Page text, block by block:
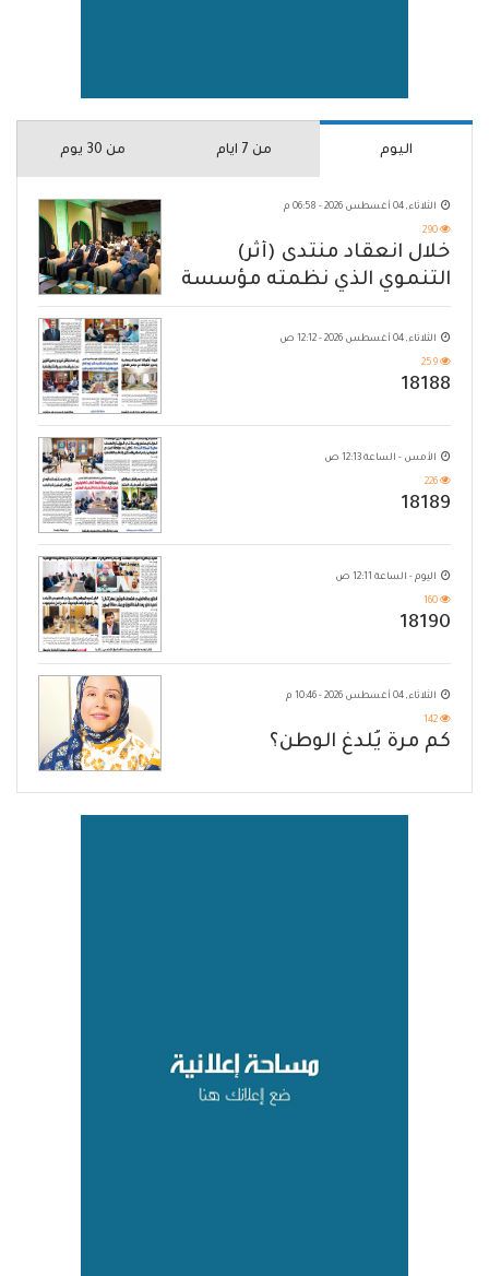
اليوم من 7 ايام من 30 يوم
الثلاثاء, 04 أغسطس 2026 - 06:58 م
290
خلال انعقاد منتدى (أثر)
التنموي الذي نظمته مؤسسة
حضرموت
الثلاثاء, 04 أغسطس 2026 - 12:12 ص
259
18188
الأمس - الساعة 12:13 ص
226
18189
اليوم - الساعة 12:11 ص
160
18190
الثلاثاء, 04 أغسطس 2026 - 10:46 م
142
كم مرة يُلدغ الوطن؟